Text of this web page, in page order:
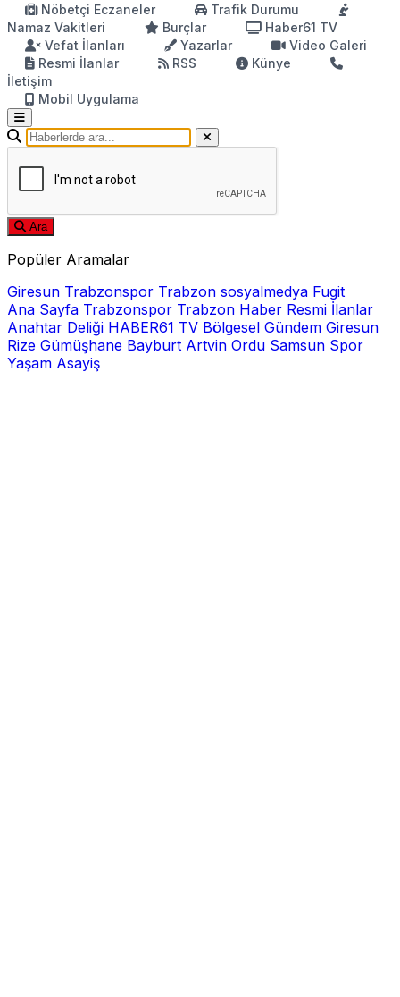
Nöbetçi Eczaneler
Trafik Durumu
Namaz Vakitleri
Burçlar
Haber61 TV
Vefat İlanları
Yazarlar
Video Galeri
Resmi İlanlar
RSS
Künye
İletişim
Mobil Uygulama
Ara
Popüler Aramalar
Giresun Trabzonspor Trabzon sosyalmedya Fugit
Ana Sayfa Trabzonspor Trabzon Haber Resmi İlanlar
Anahtar Deliği HABER61 TV Bölgesel Gündem Giresun
Rize Gümüşhane Bayburt Artvin Ordu Samsun Spor
Yaşam Asayiş